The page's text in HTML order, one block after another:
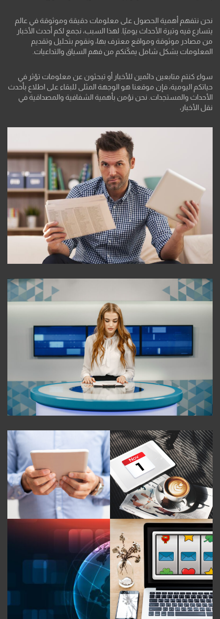
نحن نتفهم أهمية الحصول على معلومات دقيقة وموثوقة في عالم
يتسارع فيه وتيرة الأحداث يوميًا. لهذا السبب، نجمع لكم أحدث الأخبار
من مصادر موثوقة ومواقع معترف بها، ونقوم بتحليل وتقديم
المعلومات بشكل شامل يمكّنكم من فهم السياق والتداعيات.
سواء كنتم متابعين دائمين للأخبار أو تبحثون عن معلومات تؤثر في
حياتكم اليومية، فإن موقعنا هو الوجهة المثلى للبقاء على اطلاع بأحدث
الأحداث والمستجدات. نحن نؤمن بأهمية الشفافية والمصداقية في
نقل الأخبار،